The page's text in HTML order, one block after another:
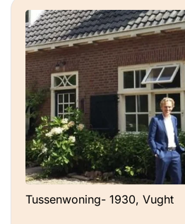
Tussenwoning- 1930, Vught